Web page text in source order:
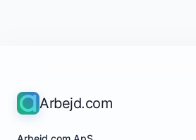
Arbejd.com